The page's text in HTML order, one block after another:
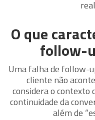
O que
follow-
Uma falha de follow-
cliente não
considera o contexto
continuidade da
além de